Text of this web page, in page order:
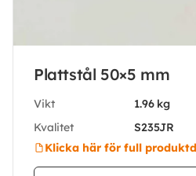
Plattstål 50×5 mm
Vikt
1.96 kg
Kvalitet
S235JR
Klicka här för full